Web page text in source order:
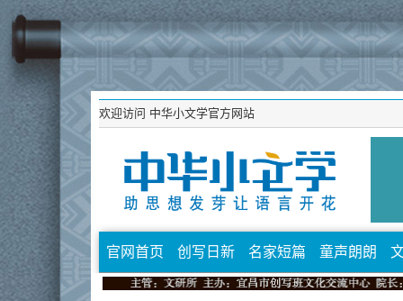
欢迎访问 中华小文学官方网站
官网首页 创写日新 名家短篇 童声朗朗